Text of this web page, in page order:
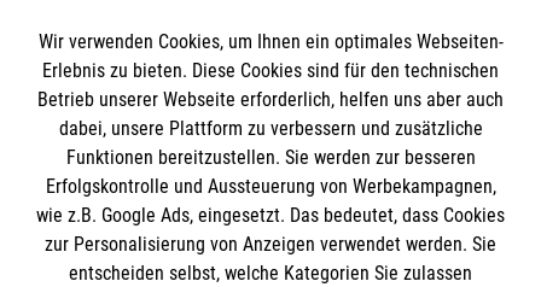
Informationen
Impressum
Datenschutz
Barrierefreiheit
Die Malteser
Wir verwenden Cookies, um Ihnen ein optimales Webseiten-
Erlebnis zu bieten. Diese Cookies sind für den technischen
Betrieb unserer Webseite erforderlich, helfen uns aber auch
dabei, unsere Plattform zu verbessern und zusätzliche
Funktionen bereitzustellen. Sie werden zur besseren
Erfolgskontrolle und Aussteuerung von Werbekampagnen,
wie z.B. Google Ads, eingesetzt. Das bedeutet, dass Cookies
zur Personalisierung von Anzeigen verwendet werden. Sie
entscheiden selbst, welche Kategorien Sie zulassen